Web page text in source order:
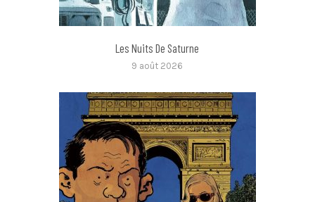
Les Nuits De Saturne
9 août 2026